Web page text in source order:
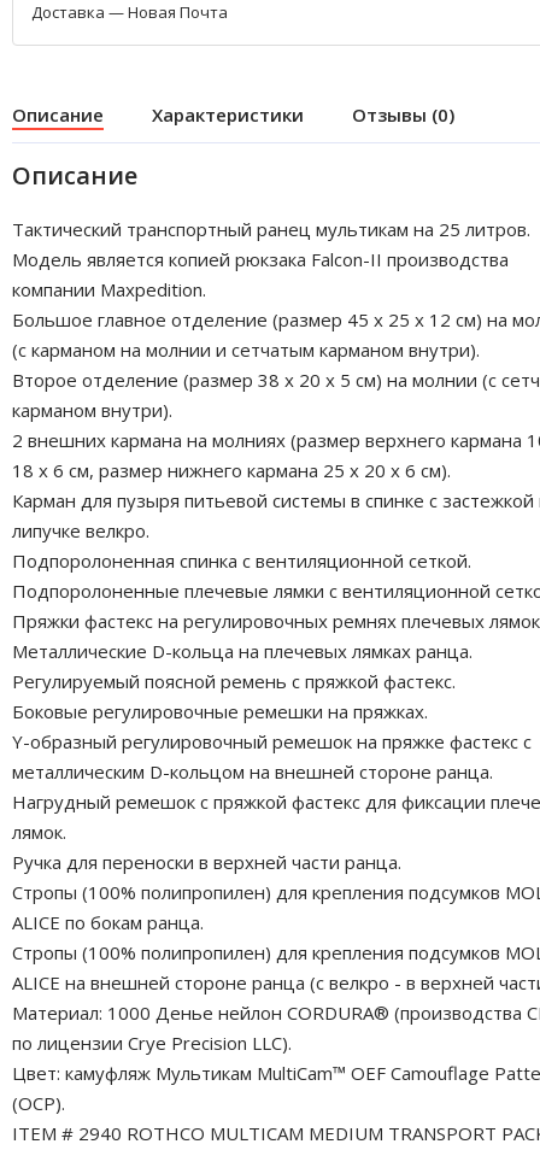
Доставка — Новая Почта
Описание Характеристики Отзывы (0)
Описание
Тактический транспортный ранец мультикам на 25 литров.
Модель является копией рюкзака Falcon-II производства
компании Maxpedition.
Большое главное отделение (размер 45 x 25 x 12 см) на
(с карманом на молнии и сетчатым карманом внутри).
Второе отделение (размер 38 x 20 x 5 см) на молнии (с
карманом внутри).
2 внешних кармана на молниях (размер верхнего кармана
18 x 6 см, размер нижнего кармана 25 x 20 x 6 см).
Карман для пузыря питьевой системы в спинке с застежкой
липучке велкро.
Подпоролоненная спинка с вентиляционной сеткой.
Подпоролоненные плечевые лямки с вентиляционной
Пряжки фастекс на регулировочных ремнях плечевых
Металлические D-кольца на плечевых лямках ранца.
Регулируемый поясной ремень с пряжкой фастекс.
Боковые регулировочные ремешки на пряжках.
Y-образный регулировочный ремешок на пряжке фастекс с
металлическим D-кольцом на внешней стороне ранца.
Нагрудный ремешок с пряжкой фастекс для фиксации
лямок.
Ручка для переноски в верхней части ранца.
Стропы (100% полипропилен) для крепления подсумков
ALICE по бокам ранца.
Стропы (100% полипропилен) для крепления подсумков
ALICE на внешней стороне ранца (с велкро - в верхней
Материал: 1000 Денье нейлон CORDURA® (производства
по лицензии Crye Precision LLC).
Цвет: камуфляж Мультикам MultiCam™ OEF Camouflage
(OCP).
ITEM # 2940 ROTHCO MULTICAM MEDIUM TRANSPORT